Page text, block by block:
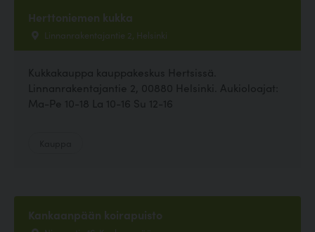
Herttoniemen kukka
Linnanrakentajantie 2, Helsinki
Kukkakauppa kauppakeskus Hertsissä.
Linnanrakentajantie 2, 00880 Helsinki. Aukioloajat:
Ma-Pe 10-18 La 10-16 Su 12-16
Kankaanpään koirapuisto